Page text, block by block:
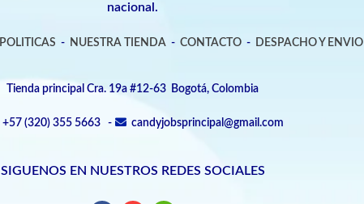
nacional.
POLITICAS - NUESTRA TIENDA- CONTACTO- DESPACHO Y ENVIO
Tienda principal Cra. 19a #12-63 Bogotá, Colombia
+57 (320) 355 5663 - candyjobsprincipal@gmail.com
SIGUENOS EN NUESTROS REDES SOCIALES